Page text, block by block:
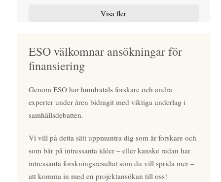
Visa fler
ESO välkomnar ansökningar för
finansiering
Genom ESO har hundratals forskare och andra
experter under åren bidragit med viktiga underlag i
samhällsdebatten.
Vi vill på detta sätt uppmuntra dig som är forskare och
som bär på intressanta idéer – eller kanske redan har
intressanta forskningsresultat som du vill sprida mer –
att komma in med en projektansökan till oss!